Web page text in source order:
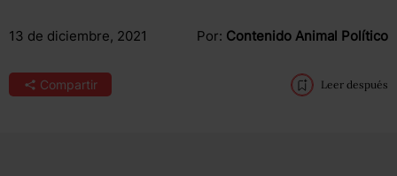
13 de diciembre, 2021 Por: Contenido Animal Político
Compartir Leer después